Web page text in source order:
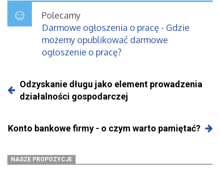
Polecamy
Darmowe ogłoszenia o pracę - Gdzie
możemy opublikować darmowe
ogłoszenie o pracę?
Odzyskanie długu jako element prowadzenia
działalności gospodarczej
Konto bankowe firmy - o czym warto pamiętać?
NASZE PROPOZYCJE